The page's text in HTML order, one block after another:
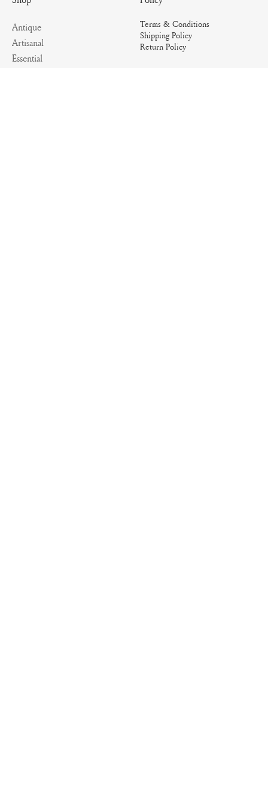
Terms & Conditions
Shipping Policy
Return Policy
Antique
Artisanal
Essential